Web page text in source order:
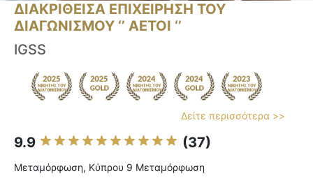
ΔΙΑΚΡΙΘΕΙΣΑ ΕΠΙΧΕΙΡΗΣΗ ΤΟΥ
ΔΙΑΓΩΝΙΣΜΟΥ ‘’ ΑΕΤΟΙ ‘’
IGSS
Δείτε περισσότερα >>
9.9 (37)
Μεταμόρφωση, Κύπρου 9 Μεταμόρφωση